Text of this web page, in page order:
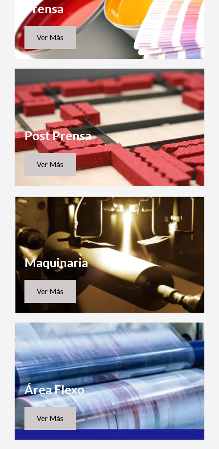
Prensa
Ver Más
Post Prensa
Ver Más
Maquinaria
Ver Más
Área Flexo
Ver Más